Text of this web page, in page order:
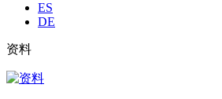
ES
DE
Liste
sub
资料
资